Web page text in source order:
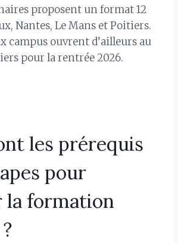
proposent un format 12
Nantes, Le Mans et Poitiers.
campus ouvrent d’ailleurs au
pour la rentrée 2026.
les prérequis
pour
formation